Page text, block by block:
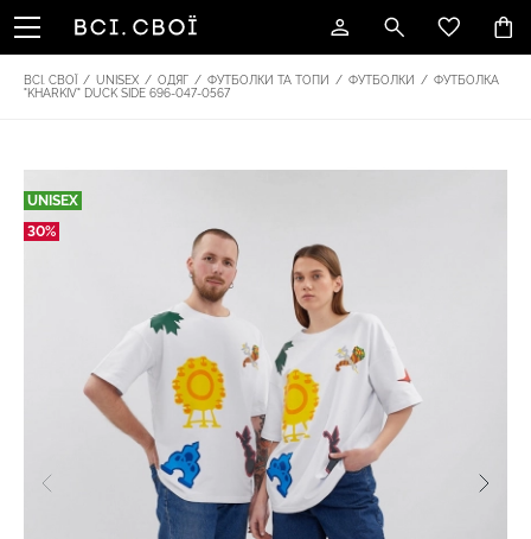
ВСІ. СВОЇ / UNISEX / ОДЯГ / ФУТБОЛКИ ТА ТОПИ / ФУТБОЛКИ / ФУТБОЛКА
"KHARKIV" DUCK SIDE 696-047-0567
UNISEX
30%